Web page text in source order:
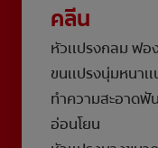
คลีน
หัวเเปรงกลม ฟอ
ขนเเปรงนุ่มหนา
ทำความสะอาดฟั
อ่อนโยน